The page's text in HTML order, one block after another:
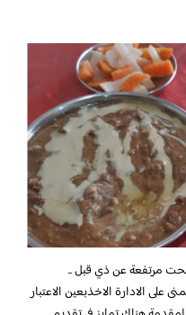
مرتفعة عن ذي قبل ..
الادارة الاخذبعين الاعتبار